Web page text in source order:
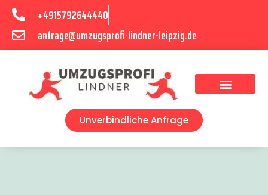
+4915792644440
anfrage@umzugsprofi-lindner-leipzig.de
Unverbindliche Anfrage